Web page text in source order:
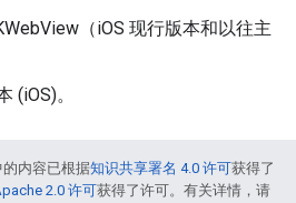
（iOS 现行版本和以往主
(iOS)。
内容已根据知识共享署名 4.0 许可获得了
2.0 许可获得了许可。有关详情，请